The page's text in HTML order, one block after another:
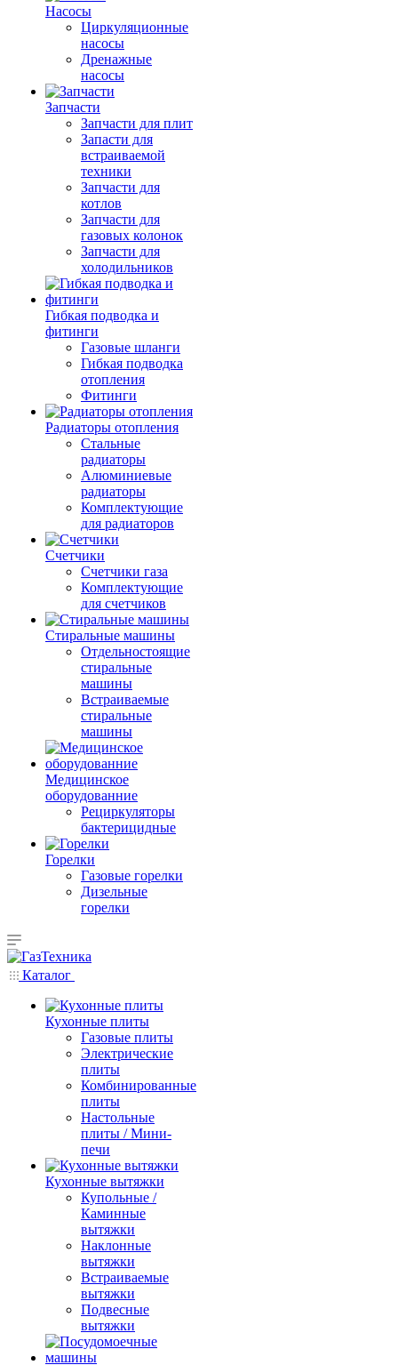
Насосы
Циркуляционные
насосы
Дренажные
насосы
Запчасти
Запчасти для плит
Запасти для
встраиваемой
техники
Запчасти для
котлов
Запчасти для
газовых колонок
Запчасти для
холодильников
Гибкая подводка и
фитинги
Газовые шланги
Гибкая подводка
отопления
Фитинги
Радиаторы отопления
Стальные
радиаторы
Алюминиевые
радиаторы
Комплектующие
для радиаторов
Счетчики
Счетчики газа
Комплектующие
для счетчиков
Стиральные машины
Отдельностоящие
стиральные
машины
Встраиваемые
стиральные
машины
Медицинское
оборудованние
Рециркуляторы
бактерицидные
Горелки
Газовые горелки
Дизельные
горелки
Каталог
Кухонные плиты
Газовые плиты
Электрические
плиты
Комбинированные
плиты
Настольные
плиты / Мини-
печи
Кухонные вытяжки
Купольные /
Каминные
вытяжки
Наклонные
вытяжки
Встраиваемые
вытяжки
Подвесные
вытяжки